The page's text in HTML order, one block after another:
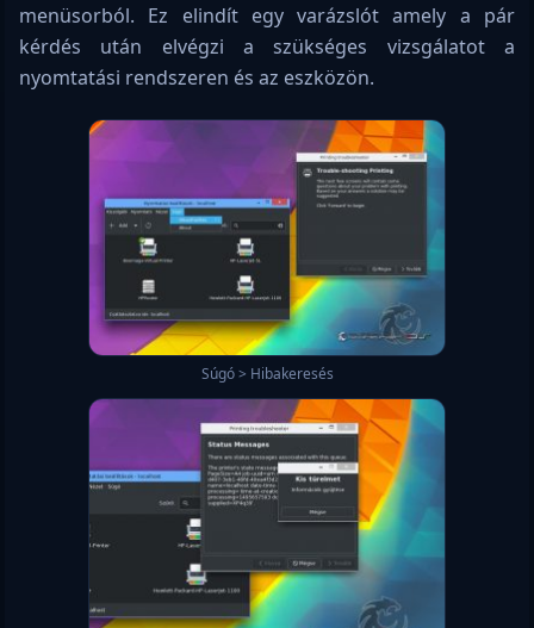
menüsorból. Ez elindít egy varázslót amely a pár
kérdés után elvégzi a szükséges vizsgálatot a
nyomtatási rendszeren és az eszközön.
Súgó > Hibakeresés